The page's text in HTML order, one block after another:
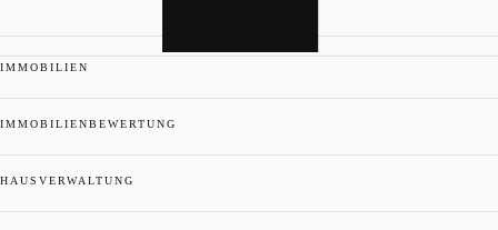
IMMOBILIEN
IMMOBILIENBEWERTUNG
HAUSVERWALTUNG